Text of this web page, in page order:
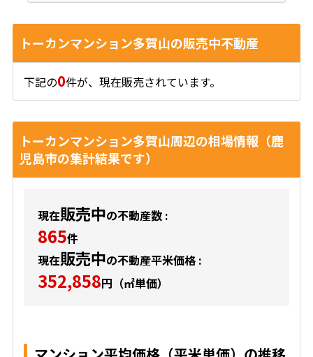
トーカンマンション多賀山の販売中不動産
下記の0件が、現在販売されています。
トーカンマンション多賀山周辺の相場情報（鹿
児島市の集計結果です）
現在販売中の不動産数 :
865件
現在販売中の不動産平米価格 :
352,858円（㎡単価）